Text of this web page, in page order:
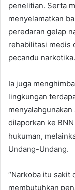
penelitian. Serta
menyelamatkan
peredaran gelap
rehabilitasi medis
pecandu narkotika.
Ia juga
lingkungan
dilaporkan ke
hukuman,
Undang-Undang.
“Narkoba itu sakit
membutuhkan